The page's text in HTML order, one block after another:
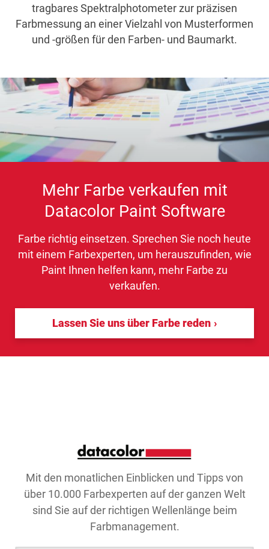
tragbares Spektralphotometer zur präzisen
Farbmessung an einer Vielzahl von Musterformen
und -größen für den Farben- und Baumarkt.
Mehr Farbe verkaufen mit
Datacolor Paint Software
Farbe richtig einsetzen. Sprechen Sie noch heute
mit einem Farbexperten, um herauszufinden, wie
Paint Ihnen helfen kann, mehr Farbe zu
verkaufen.
Lassen Sie uns über Farbe reden
Mit den monatlichen Einblicken und Tipps von
über 10.000 Farbexperten auf der ganzen Welt
sind Sie auf der richtigen Wellenlänge beim
Farbmanagement.